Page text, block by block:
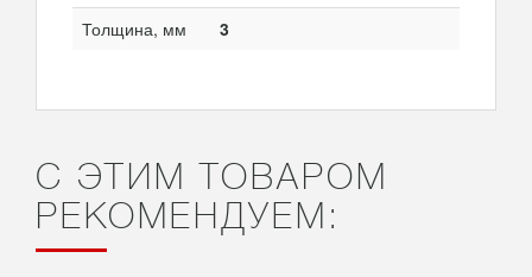
Толщина, мм
3
С ЭТИМ ТОВАРОМ
РЕКОМЕНДУЕМ: